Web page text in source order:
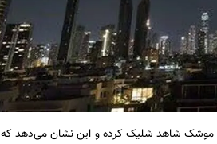
به نقل از ایسنا،رسانه آمریکایی:تهران از آغاز درگیری امسال بیش از ۱۲۰۰ موشک شاهد شلیک کرده و این نشان می‌دهد که